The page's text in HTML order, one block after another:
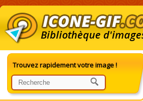
Bibliothèque
Trouvez rapidement votre image !